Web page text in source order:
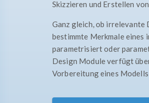
Skizzieren und Erstellen
Ganz gleich, ob irrelevante
bestimmte Merkmale
parametrisiert oder
Design Module verfügt
Vorbereitung eines